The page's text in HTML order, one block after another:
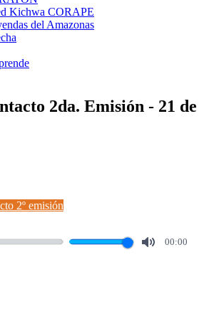
Kichwa CORAPE
del Amazonas
2da. Emisión - 21 de
2º emisión
00:00